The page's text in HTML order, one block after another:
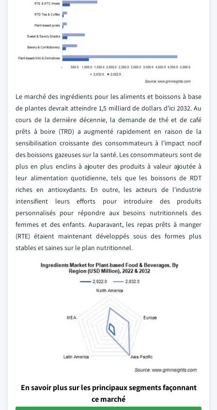
Le marché des ingrédients pour les aliments et boissons à base
de plantes devrait atteindre 1,5 milliard de dollars d'ici 2032. Au
cours de la dernière décennie, la demande de thé et de café
prêts à boire (TRD) a augmenté rapidement en raison de la
sensibilisation croissante des consommateurs à l'impact nocif
des boissons gazeuses sur la santé. Les consommateurs sont de
plus en plus enclins à ajouter des produits à valeur ajoutée à
leur alimentation quotidienne, tels que les boissons de RDT
riches en antioxydants. En outre, les acteurs de l'industrie
intensifient leurs efforts pour introduire des produits
personnalisés pour répondre aux besoins nutritionnels des
femmes et des enfants. Auparavant, les repas prêts à manger
(RTE) étaient maintenant développés sous des formes plus
stables et saines sur le plan nutritionnel.
En savoir plus sur les principaux segments façonnant
ce marché